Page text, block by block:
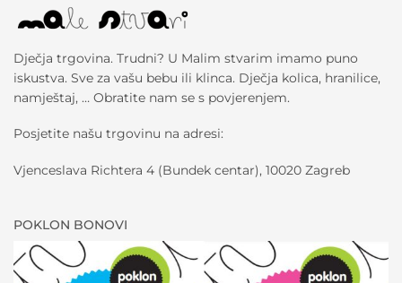
Dječja trgovina. Trudni? U Malim stvarim imamo puno
iskustva. Sve za vašu bebu ili klinca. Dječja kolica, hranilice,
namještaj, … Obratite nam se s povjerenjem.
Posjetite našu trgovinu na adresi:
Vjenceslava Richtera 4 (Bundek centar), 10020 Zagreb
POKLON BONOVI